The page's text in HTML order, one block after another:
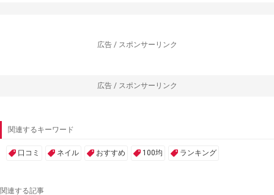
広告 / スポンサーリンク
広告 / スポンサーリンク
関連するキーワード
口コミ ネイル おすすめ 100均 ランキング
関連する記事